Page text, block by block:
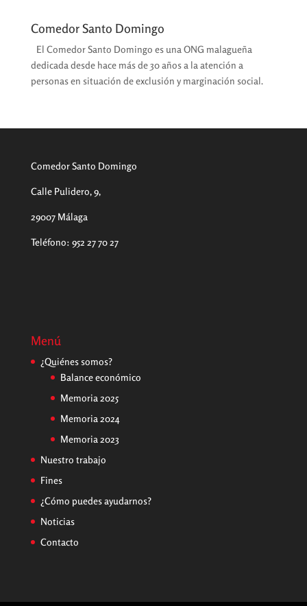
Comedor Santo Domingo
El Comedor Santo Domingo es una ONG malagueña
dedicada desde hace más de 30 años a la atención a
personas en situación de exclusión y marginación social.
Comedor Santo Domingo
Calle Pulidero, 9,
29007 Málaga
Teléfono: 952 27 70 27
Menú
¿Quiénes somos?
Balance económico
Memoria 2025
Memoria 2024
Memoria 2023
Nuestro trabajo
Fines
¿Cómo puedes ayudarnos?
Noticias
Contacto